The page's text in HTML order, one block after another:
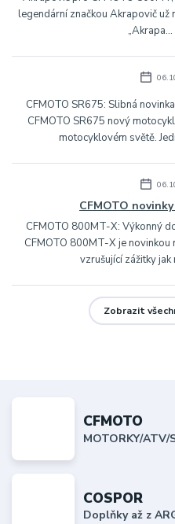
legendární značkou Akrapovič už
„Akrapa...
CFMOTO SR675: Slibná
CFMOTO SR675 nový
motocyklovém světě.
CFMOTO
CFMOTO 800MT-X: Výkonný
CFMOTO 800MT-X je
vzrušující zážitky
Zobrazit
CFMOTO
MOTORKY/ATV/
COSPOR
Doplňky až z